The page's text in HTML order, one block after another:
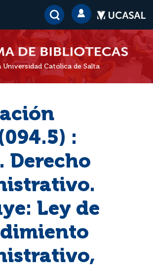
Universidad Católica de Salta
:
Derecho
Ley de